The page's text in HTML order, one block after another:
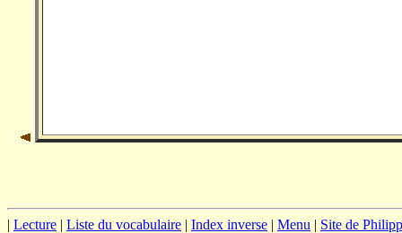
| Lecture | Liste du vocabulaire | Index inverse | Menu | Site de